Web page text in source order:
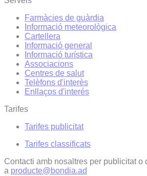
Farmàcies de guàrdia
Informació meteorològica
Cartellera
Informació general
Informació turística
Associacions
Centres de salut
Telèfons d'interès
Enllaços d'interés
Tarifes
Tarifes publicitat
Tarifes classificats
Contacti amb nosaltres per publicitat o
a producte@bondia.ad